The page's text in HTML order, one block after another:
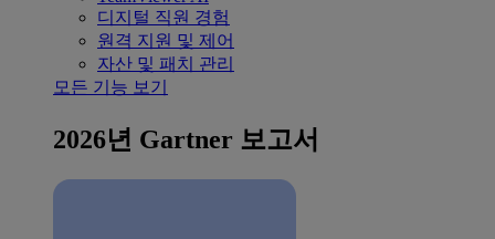
디지털 직원 경험
원격 지원 및 제어
자산 및 패치 관리
모든 기능 보기
2026년 Gartner 보고서